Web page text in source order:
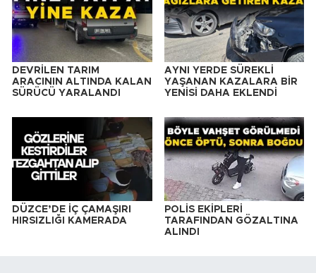
DEVRİLEN TARIM
ARACININ ALTINDA KALAN
SÜRÜCÜ YARALANDI
AYNI YERDE SÜREKLİ
YAŞANAN KAZALARA BİR
YENİSİ DAHA EKLENDİ
DÜZCE’DE İÇ ÇAMAŞIRI
HIRSIZLIĞI KAMERADA
POLİS EKİPLERİ
TARAFINDAN GÖZALTINA
ALINDI